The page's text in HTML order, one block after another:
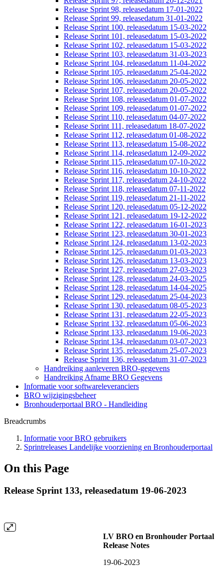
Release Sprint 98, releasedatum 17-01-2022
Release Sprint 99, releasedatum 31-01-2022
Release Sprint 100, releasedatum 15-03-2022
Release Sprint 101, releasedatum 15-03-2022
Release Sprint 102, releasedatum 15-03-2022
Release Sprint 103, releasedatum 31-03-2023
Release Sprint 104, releasedatum 11-04-2022
Release Sprint 105, releasedatum 25-04-2022
Release Sprint 106, releasedatum 20-05-2022
Release Sprint 107, releasedatum 20-05-2022
Release Sprint 108, releasedatum 01-07-2022
Release Sprint 109, releasedatum 01-07-2022
Release Sprint 110, releasedatum 04-07-2022
Release Sprint 111, releasedatum 18-07-2022
Release Sprint 112, releasedatum 01-08-2022
Release Sprint 113, releasedatum 15-08-2022
Release Sprint 114, releasedatum 12-09-2022
Release Sprint 115, releasedatum 07-10-2022
Release Sprint 116, releasedatum 10-10-2022
Release Sprint 117, releasedatum 24-10-2022
Release Sprint 118, releasedatum 07-11-2022
Release Sprint 119, releasedatum 21-11-2022
Release Sprint 120, releasedatum 05-12-2022
Release Sprint 121, releasedatum 19-12-2022
Release Sprint 122, releasedatum 16-01-2023
Release Sprint 123, releasedatum 30-01-2023
Release Sprint 124, releasedatum 13-02-2023
Release Sprint 125, releasedatum 01-03-2023
Release Sprint 126, releasedatum 13-03-2023
Release Sprint 127, releasedatum 27-03-2023
Release Sprint 128, releasedatum 24-03-2025
Release Sprint 128, releasedatum 14-04-2025
Release Sprint 129, releasedatum 25-04-2023
Release Sprint 130, releasedatum 08-05-2023
Release Sprint 131, releasedatum 22-05-2023
Release Sprint 132, releasedatum 05-06-2023
Release Sprint 133, releasedatum 19-06-2023
Release Sprint 134, releasedatum 03-07-2023
Release Sprint 135, releasedatum 25-07-2023
Release Sprint 136, releasedatum 31-07-2023
Handreiking aanleveren BRO-gegevens
Handreiking Afname BRO Gegevens
Informatie voor softwareleveranciers
BRO wijzigingsbeheer
Bronhouderportaal BRO - Handleiding
Breadcrumbs
Informatie voor BRO gebruikers
Sprintreleases Landelijke voorziening en Bronhouderportaal
On this Page
Release Sprint 133, releasedatum 19-06-2023
LV BRO en Bronhouder Portaal
Release Notes
19-06-2023